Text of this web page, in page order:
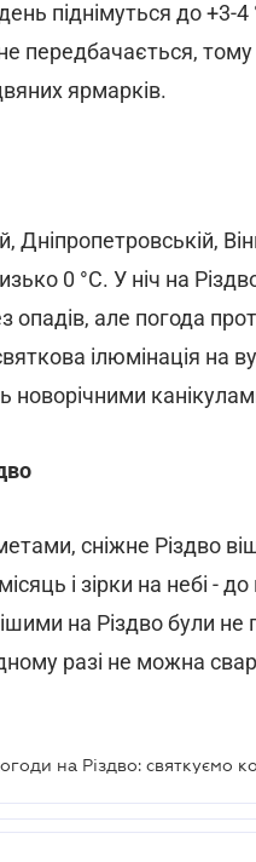
піднімуться до
передбачається,
ярмарків.
Дніпропетровській,
0 °С. У ніч на
опадів, але погода
ілюмінація на
новорічними
сніжне Різдво
і зірки на небі -
на Різдво були не
разі не можна
на Різдво: святкуємо